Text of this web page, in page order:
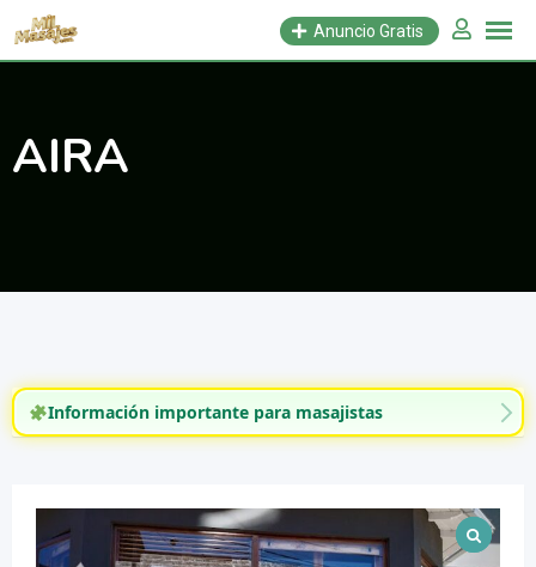
Saltar
Anuncio Gratis
AIRA
Información importante para masajistas